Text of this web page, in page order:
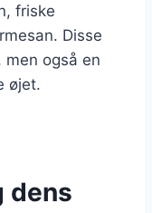
friske
Disse
men også en
øjet.
dens